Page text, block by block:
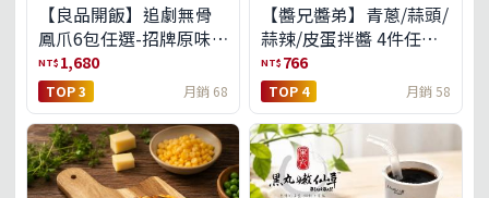
【良品開飯】追劇無骨
鳳爪6包任選-招牌原味/
濃濃蒜香/過癮麻辣(免運
組)
NT$ 1,680
TOP 3 月銷 68
【醬兄醬弟】青蔥/蒜頭/
蒜辣/皮蛋拌醬 4件任選
(免運組)
NT$ 766
TOP 4 月銷 58